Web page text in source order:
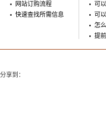
网站订购流程
快速查找所需信息
可
可
怎
提
分享到：